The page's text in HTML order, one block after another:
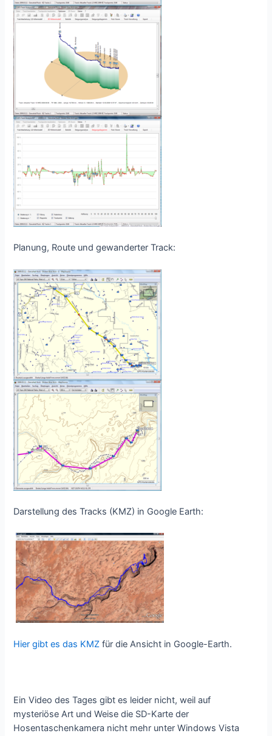
Planung, Route und gewanderter Track:
Darstellung des Tracks (KMZ) in Google Earth:
Hier gibt es das KMZ für die Ansicht in Google-Earth.
Ein Video des Tages gibt es leider nicht, weil auf
mysteriöse Art und Weise die SD-Karte der
Hosentaschenkamera nicht mehr unter Windows Vista